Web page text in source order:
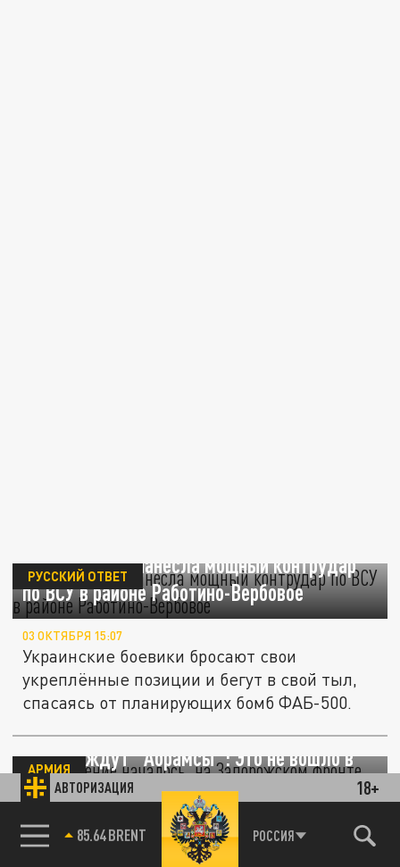
АВТОРИЗАЦИЯ 18+
85.64 BRENT РОССИЯ
Армия России нанесла мощный контрудар
по ВСУ в районе Работино-Вербовое
РУССКИЙ ОТВЕТ
03 ОКТЯБРЯ 15:07
Украинские боевики бросают свои
укреплённые позиции и бегут в свой тыл,
спасаясь от планирующих бомб ФАБ-500.
Наступление началось, на Запорожском
фронте ждут "Абрамсы": Это не вошло в
сводки СВО
АРМИЯ
03 ОКТЯБРЯ 17:00
На Украине требуют остановить